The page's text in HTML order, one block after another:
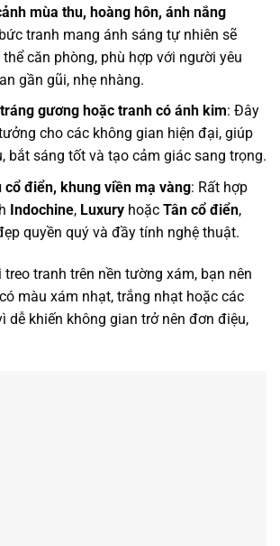
mùa thu, hoàng hôn, ánh nắng
tranh mang ánh sáng tự nhiên sẽ
thể căn phòng, phù hợp với người yêu
gần gũi, nhẹ nhàng.
gương hoặc tranh có ánh kim: Đây
cho các không gian hiện đại, giúp
bắt sáng tốt và tạo cảm giác sang trọng.
cổ điển, khung viền mạ vàng: Rất hợp
Indochine, Luxuryhoặc Tân cổ điển,
quyền quý và đầy tính nghệ thuật.
treo tranh trên nền tường xám, bạn nên
màu xám nhạt, trắng nhạt hoặc các
dễ khiến không gian trở nên đơn điệu,